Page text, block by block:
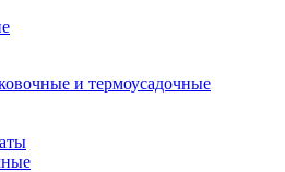
и термоусадочные